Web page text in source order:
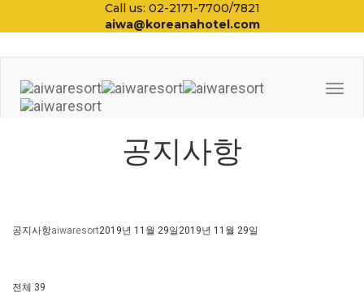
Call us: 02-2171-7700/7821
aiwa@koreanahotel.com
공지사항
공지사항aiwaresort2019년 11월 29일2019년 11월 29일
전체 39